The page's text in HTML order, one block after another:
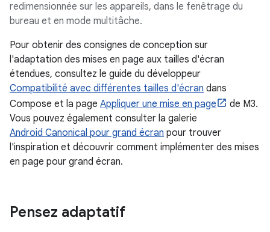
redimensionnée sur les appareils, dans le fenêtrage du
bureau et en mode multitâche.
Pour obtenir des consignes de conception sur
l'adaptation des mises en page aux tailles d'écran
étendues, consultez le guide du développeur
Compatibilité avec différentes tailles d'écran dans
Compose et la page Appliquer une mise en page
de M3.
Vous pouvez également consulter la galerie
Android Canonical pour grand écran pour trouver
l'inspiration et découvrir comment implémenter des mises
en page pour grand écran.
Pensez adaptatif